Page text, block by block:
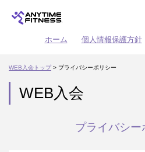
ホーム 個人情報保護方針
WEB入会トップ> プライバシーポリシー
WEB入会
プライバシー